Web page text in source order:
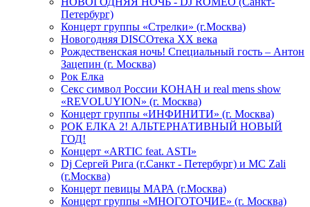
Петербург)
Концерт группы «Стрелки» (г.Москва)
Новогодняя DISCOтека ХХ века
Рождественская ночь! Специальный гость – Антон
Зацепин (г. Москва)
Рок Елка
Секс символ России КОНАН и real mens show
«REVOLUYION» (г. Москва)
Концерт группы «ИНФИНИТИ» (г. Москва)
РОК ЕЛКА 2! АЛЬТЕРНАТИВНЫЙ НОВЫЙ
ГОД!
Концерт «ARTIC feat. ASTI»
Dj Сергей Рига (г.Санкт - Петербург) и MC Zali
(г.Москва)
Концерт певицы МАРА (г.Москва)
Концерт группы «МНОГОТОЧИЕ» (г. Москва)